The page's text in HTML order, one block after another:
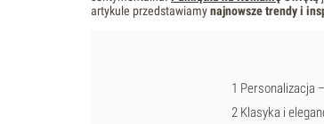
artykule przedstawiamynajnowsze trendy i
1 Personalizacja
2 Klasyka i